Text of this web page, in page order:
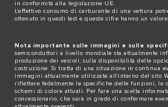
in conformità alla legislazione UE.
L'effettivo consumo di carburante di una vettura
ottenuto in questi test e queste cifre hanno un
Nota importante sulle immagini e sulle
semiconduttori a livello mondiale sta attualmente
produzione dei veicoli, sulla disponibilità delle
costruzione. Si tratta di una situazione in continua
immagini attualmente utilizzate all'interno del sito
riflettere fedelmente le specifiche delle funzioni, le
schemi di colore attuali. Per fare una scelta
concessionario, che sarà in grado di confermare